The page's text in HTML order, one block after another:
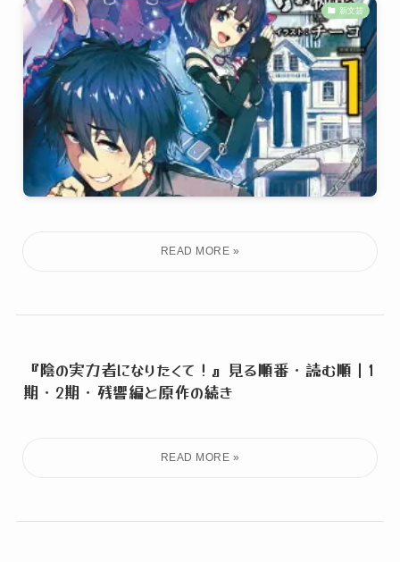
新文芸
『陰の実力者になりたくて！』見る順番・読む順｜1
期・2期・残響編と原作の続き